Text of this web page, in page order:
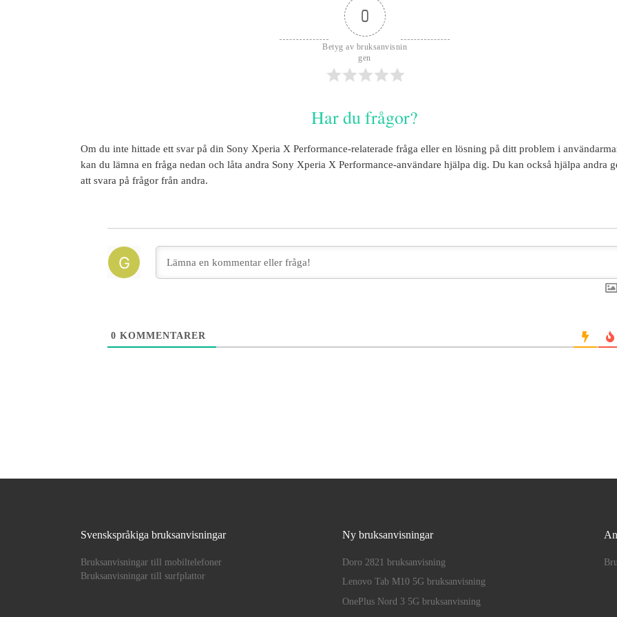
0
Betyg av bruksanvisnin
gen
Har du frågor?
Om du inte hittade ett svar på din Sony Xperia X Performance-relaterade fråga eller en lösning på ditt problem i
kan du lämna en fråga nedan och låta andra Sony Xperia X Performance-användare hjälpa dig. Du kan också hjälpa andra
att svara på frågor från andra.
0 KOMMENTARER
Svenskspråkiga bruksanvisningar
Bruksanvisningar till mobiltelefoner
Bruksanvisningar till surfplattor
Ny bruksanvisningar
Doro 2821 bruksanvisning
Lenovo Tab M10 5G bruksanvisning
OnePlus Nord 3 5G bruksanvisning